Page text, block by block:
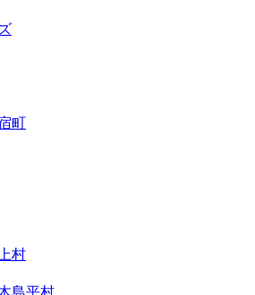
町
村
島平村